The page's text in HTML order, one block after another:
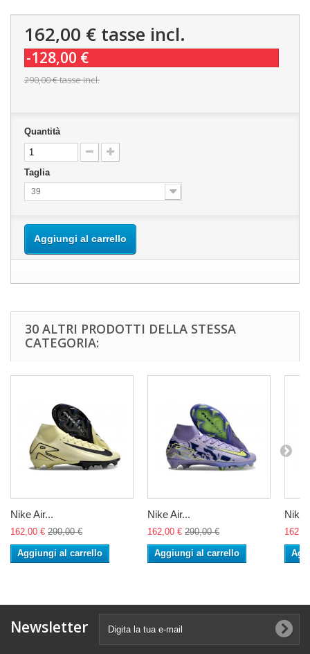
162,00 € tasse incl.
-128,00 €
290,00 €tasse incl.
Quantità
Taglia
39
Aggiungi al carrello
30 ALTRI PRODOTTI DELLA STESSA
CATEGORIA:
Nike Air...
162,00 € 290,00 €
Aggiungi al carrello
Nike Air...
162,00 € 290,00 €
Aggiungi al carrello
Nike
Newsletter